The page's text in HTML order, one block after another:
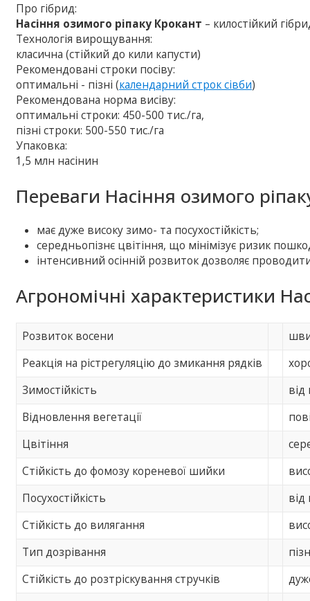
Про гібрид:
Насіння озимого ріпаку Крокант – килостійкий
Технологія вирощування:
класична (стійкий до кили капусти)
Рекомендовані строки посіву:
оптимальні - пізні (календарний строк сівби)
Рекомендована норма висіву:
оптимальні строки: 450-500 тис./га,
пізні строки: 500-550 тис./га
Упаковка:
1,5 млн насінин
Переваги Насіння озимого
має дуже високу зимо- та посухостійкість;
середньопізнє цвітіння, що мінімізує ризик
інтенсивний осінній розвиток дозволяє
Агрономічні характеристики
Розвиток восени
Реакція на рістрегуляцію до змикання рядків
Зимостійкість
від
Відновлення вегетації
Цвітіння
Стійкість до фомозу кореневої шийки
Посухостійкість
від
Стійкість до вилягання
Тип дозрівання
Стійкість до розтріскування стручків